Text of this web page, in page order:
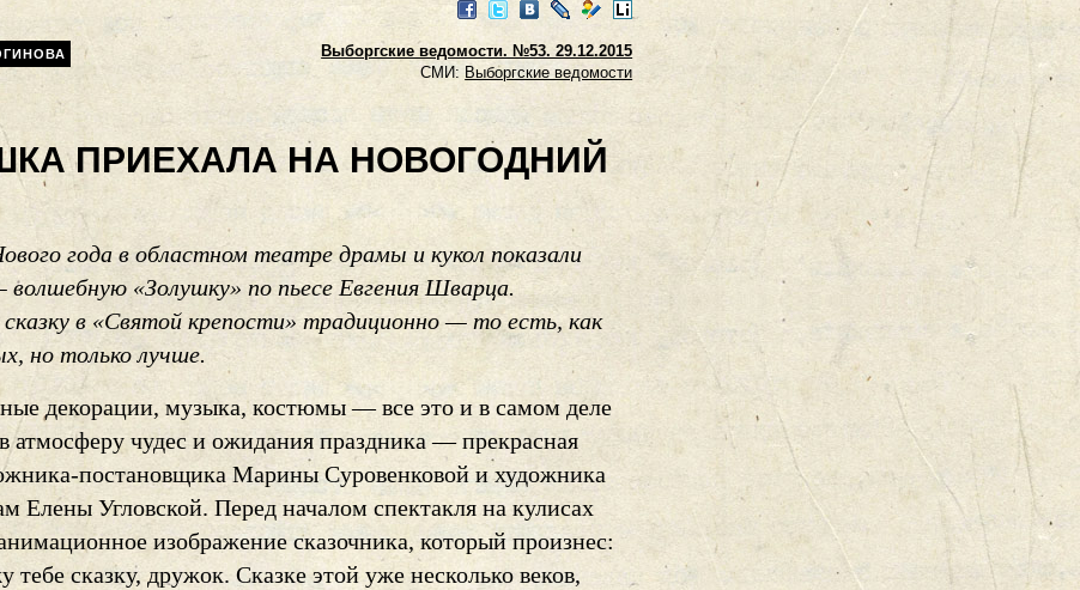
Facebook
TwitterVKontakte
LiveJournal
Мой
LiveInternet
Выборгские ведомости. №53. 29.12.2015
СМИ: Выборгские ведомости
ПРИЕХАЛА НА НОВОГОДНИЙ
года в областном театре драмы и кукол показали
волшебную «Золушку» по пьесе Евгения Шварца.
в «Святой крепости» традиционно — то есть, как
но только лучше.
декорации, музыка, костюмы — все это и в самом деле
атмосферу чудес и ожидания праздника — прекрасная
постановщика Марины Суровенковой и художника
Елены Угловской. Перед началом спектакля на кулисах
изображение сказочника, который произнес:
тебе сказку, дружок. Сказке этой уже несколько веков,